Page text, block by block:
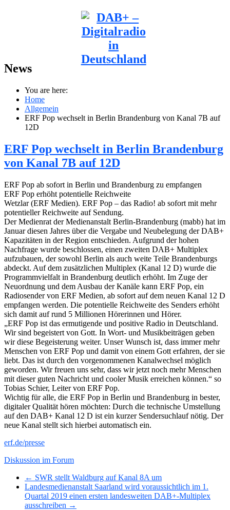
News
You are here:
Home
Allgemein
ERF Pop wechselt in Berlin Brandenburg von Kanal 7B auf
12D
ERF Pop wechselt in Berlin Brandenburg
von Kanal 7B auf 12D
ERF Pop ab sofort in Berlin und Brandenburg zu empfangen
ERF Pop erhöht potentielle Reichweite
Wetzlar (ERF Medien). ERF Pop – das Radio! ab sofort mit mehr
potentieller Reichweite auf Sendung.
Der Medienrat der Medienanstalt Berlin-Brandenburg (mabb) hat im
Januar diesen Jahres über die Vergabe und Neubelegung der DAB+
Kapazitäten in der Region entschieden. Aufgrund der hohen
Nachfrage wurde beschlossen, einen zweiten DAB+ Multiplex
aufzubauen, der sowohl Berlin als auch weite Teile Brandenburgs
abdeckt. Auf dem zusätzlichen Multiplex (Kanal 12 D) wurde die
Programmvielfalt in Brandenburg deutlich erhöht. Im Zuge der
Neuordnung und dem Ausbau der Kanäle kann ERF Pop, ein
Radiosender von ERF Medien, ab sofort auf dem neuen Kanal 12 D
empfangen werden. Die potentielle Reichweite des Senders erhöht
sich damit auf rund 5 Millionen Hörerinnen und Hörer.
„ERF Pop ist das ermutigende und positive Radio in Deutschland.
Wir sind begeistert von Gott. In Wort- und Musikbeiträgen geben
wir diese Begeisterung weiter. Unser Wunsch ist, dass immer mehr
Menschen von ERF Pop und damit von einem Gott erfahren, der sie
liebt. Das ist durch den vorgenommenen Kanalwechsel möglich
geworden. Wir freuen uns sehr, dass wir jetzt noch mehr Menschen
mit dieser guten Nachricht und cooler Musik erreichen können.“ so
Tobias Schier, Leiter von ERF Pop.
Wichtig für alle, die ERF Pop in Berlin und Brandenburg in bester,
digitaler Qualität hören möchten: Durch die technische Umstellung
auf den DAB+ Kanal 12 D ist ein kurzer Sendersuchlauf nötig. Der
neue Kanal stellt sich hierbei automatisch ein.
erf.de/presse
Diskussion im Forum
← SWR stellt Waldburg auf Kanal 8A um
Landesmedienanstalt Saarland wird voraussichtlich im 1.
Quartal 2019 einen ersten landesweiten DAB+-Multiplex
ausschreiben →